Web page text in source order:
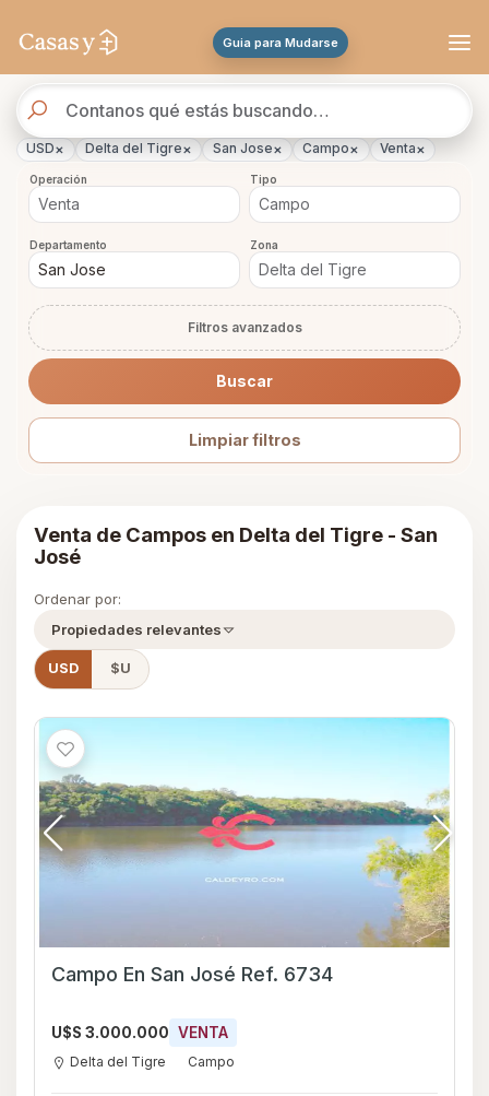
Guia para Mudarse
de
propiedades
USD× Delta del Tigre× San Jose× Campo× Venta×
Operación Tipo
Departamento Zona
Filtros avanzados
Buscar
Limpiar filtros
Venta de Campos en Delta del Tigre - San
José
Ordenar por:
Propiedades relevantes
USD $U
Campo En San José Ref. 6734
U$S 3.000.000 VENTA
Delta del Tigre Campo